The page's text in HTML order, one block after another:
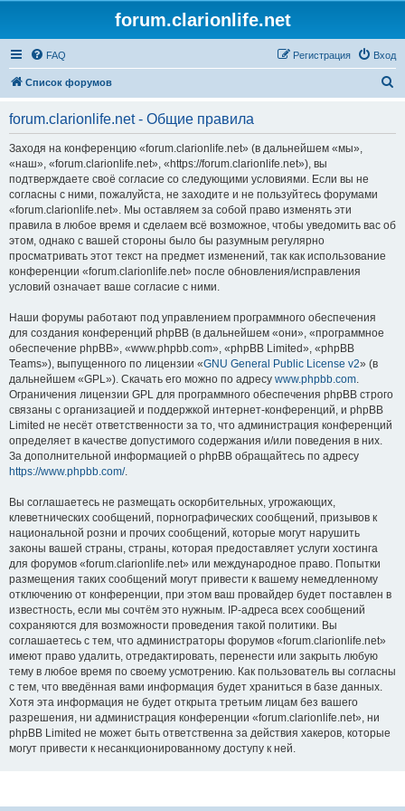
forum.clarionlife.net
FAQ Вход
Регистрация
Список форумов
forum.clarionlife.net - Общие правила
Заходя на конференцию «forum.clarionlife.net» (в дальнейшем «мы»,
«наш», «forum.clarionlife.net», «https://forum.clarionlife.net»), вы
подтверждаете своё согласие со следующими условиями. Если вы не
согласны с ними, пожалуйста, не заходите и не пользуйтесь форумами
«forum.clarionlife.net». Мы оставляем за собой право изменять эти
правила в любое время и сделаем всё возможное, чтобы уведомить вас об
этом, однако с вашей стороны было бы разумным регулярно
просматривать этот текст на предмет изменений, так как использование
конференции «forum.clarionlife.net» после обновления/исправления
условий означает ваше согласие с ними.
Наши форумы работают под управлением программного обеспечения
для создания конференций phpBB (в дальнейшем «они», «программное
обеспечение phpBB», «www.phpbb.com», «phpBB Limited», «phpBB
Teams»), выпущенного по лицензии «GNU General Public License v2» (в
дальнейшем «GPL»). Скачать его можно по адресу www.phpbb.com.
Ограничения лицензии GPL для программного обеспечения phpBB строго
связаны с организацией и поддержкой интернет-конференций, и phpBB
Limited не несёт ответственности за то, что администрация конференций
определяет в качестве допустимого содержания и/или поведения в них.
За дополнительной информацией о phpBB обращайтесь по адресу
https://www.phpbb.com/.
Вы соглашаетесь не размещать оскорбительных, угрожающих,
клеветнических сообщений, порнографических сообщений, призывов к
национальной розни и прочих сообщений, которые могут нарушить
законы вашей страны, страны, которая предоставляет услуги хостинга
для форумов «forum.clarionlife.net» или международное право. Попытки
размещения таких сообщений могут привести к вашему немедленному
отключению от конференции, при этом ваш провайдер будет поставлен в
известность, если мы сочтём это нужным. IP-адреса всех сообщений
сохраняются для возможности проведения такой политики. Вы
соглашаетесь с тем, что администраторы форумов «forum.clarionlife.net»
имеют право удалить, отредактировать, перенести или закрыть любую
тему в любое время по своему усмотрению. Как пользователь вы согласны
с тем, что введённая вами информация будет храниться в базе данных.
Хотя эта информация не будет открыта третьим лицам без вашего
разрешения, ни администрация конференции «forum.clarionlife.net», ни
phpBB Limited не может быть ответственна за действия хакеров, которые
могут привести к несанкционированному доступу к ней.